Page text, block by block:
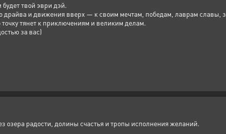
твой эври дэй.
драйва и движения вверх — к своим мечтам, победам, лаврам славы,
тянет к приключениям и великим делам.
за вас)
озера радости, долины счастья и тропы исполнения желаний.